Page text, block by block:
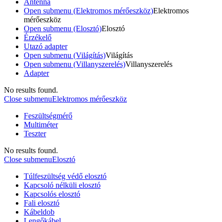
Antenna
Open submenu (Elektromos mérőeszköz)Elektromos
mérőeszköz
Open submenu (Elosztó)Elosztó
Érzékelő
Utazó adapter
Open submenu (Világítás)Világítás
Open submenu (Villanyszerelés)Villanyszerelés
Adapter
No results found.
Close submenuElektromos mérőeszköz
Feszültségmérő
Multiméter
Teszter
No results found.
Close submenuElosztó
Túlfeszültség védő elosztó
Kapcsoló nélküli elosztó
Kapcsolós elosztó
Fali elosztó
Kábeldob